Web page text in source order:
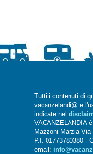
Tutti i contenuti di
vacanzelandi@ e
indicate nel
VACANZELANDIA
Mazzoni Marzia Via
P.I. 01773780380 -
email: